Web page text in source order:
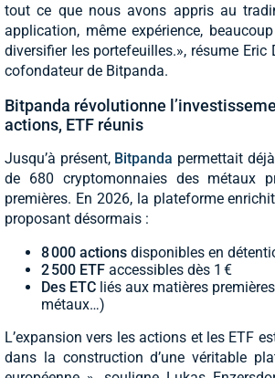
tout ce que nous avons appris au
application, même expérience,
diversifier les portefeuilles.», résume Eric
cofondateur de Bitpanda.
Bitpanda révolutionne
actions, ETF réunis
Jusqu’à présent, Bitpanda permettait
de 680 cryptomonnaies des métaux
premières. En 2026, la plateforme
proposant désormais :
8 000 actions disponibles en
2 500 ETF accessibles dès 1 €
Des ETC liés aux matières
métaux…)
L’expansion vers les actions et les ETF
dans la construction d’une véritable